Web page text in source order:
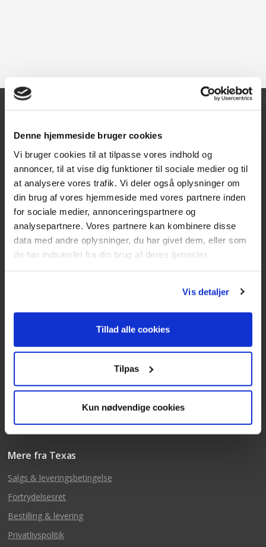
Denne hjemmeside bruger cookies
Vi bruger cookies til at tilpasse vores indhold og
annoncer, til at vise dig funktioner til sociale medier og til
at analysere vores trafik. Vi deler også oplysninger om
din brug af vores hjemmeside med vores partnere inden
for sociale medier, annonceringspartnere og
analysepartnere. Vores partnere kan kombinere disse
data med andre oplysninger, du har givet dem, eller som
de har indsamlet fra din brug af deres tjenester.
Vis detaljer
Tillad alle cookies
Tilpas
Kun nødvendige cookies
Kontakt
Texas A/S
Knullen 22
5260 Odense S
CVR: DK66212319
Kundeservice
Telefonerne er åben alle hverdage
Mere fra Texas
Salgs & leveringsbetingelse
Fortrydelsesret
Bestilling & levering
Privatlivspolitik